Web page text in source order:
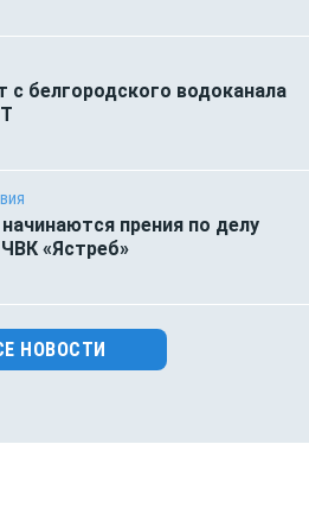
с белгородского водоканала
прения по делу
«Ястреб»
НОВОСТИ